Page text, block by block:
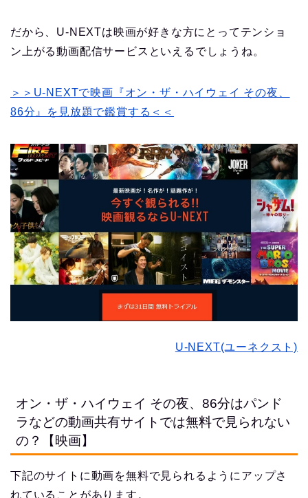
だから、U-NEXTは映画が好きな方にとってテンショ
ン上がる動画配信サービスといえるでしょうね。
＞＞U-NEXTで映画『オン・ザ・ハイウェイ その夜、
86分』を見放題で鑑賞する＜＜
U-NEXT(ユーネクスト)
オン・ザ・ハイウェイ その夜、86分はパンド
ラなどの動画共有サイトでは無料で見られない
の？【映画】
下記のサイトに動画を無料で見られるようにアップさ
れていることがあります。